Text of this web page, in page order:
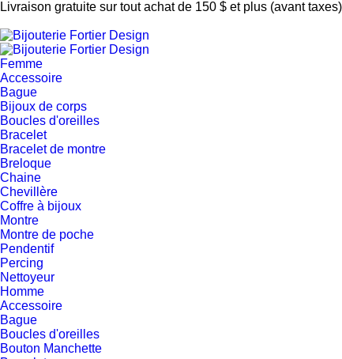
Livraison gratuite sur tout achat de 150 $ et plus (avant taxes)
Femme
Accessoire
Bague
Bijoux de corps
Boucles d'oreilles
Bracelet
Bracelet de montre
Breloque
Chaine
Chevillère
Coffre à bijoux
Montre
Montre de poche
Pendentif
Percing
Nettoyeur
Homme
Accessoire
Bague
Boucles d'oreilles
Bouton Manchette